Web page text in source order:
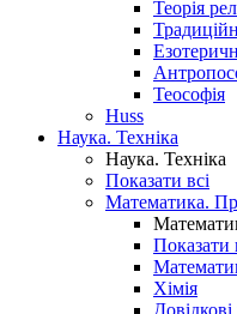
Теорія
Теософія
Huss
Наука. Техніка
Наука. Техніка
Показати всі
Математика.
Показати
Хімія